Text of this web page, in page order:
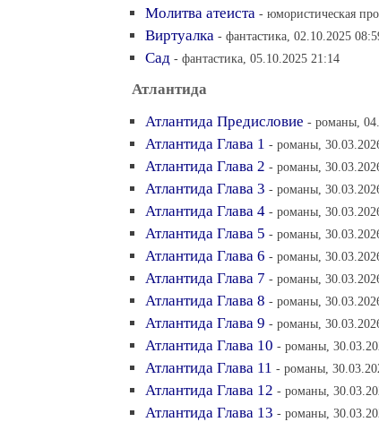
Молитва атеиста - юмористическая
Виртуалка - фантастика, 02.10.2025
Сад - фантастика, 05.10.2025 21:14
Атлантида
Атлантида Предисловие - романы,
Атлантида Глава 1 - романы,
Атлантида Глава 2 - романы,
Атлантида Глава 3 - романы,
Атлантида Глава 4 - романы,
Атлантида Глава 5 - романы,
Атлантида Глава 6 - романы,
Атлантида Глава 7 - романы,
Атлантида Глава 8 - романы,
Атлантида Глава 9 - романы,
Атлантида Глава 10 - романы,
Атлантида Глава 11 - романы,
Атлантида Глава 12 - романы,
Атлантида Глава 13 - романы,